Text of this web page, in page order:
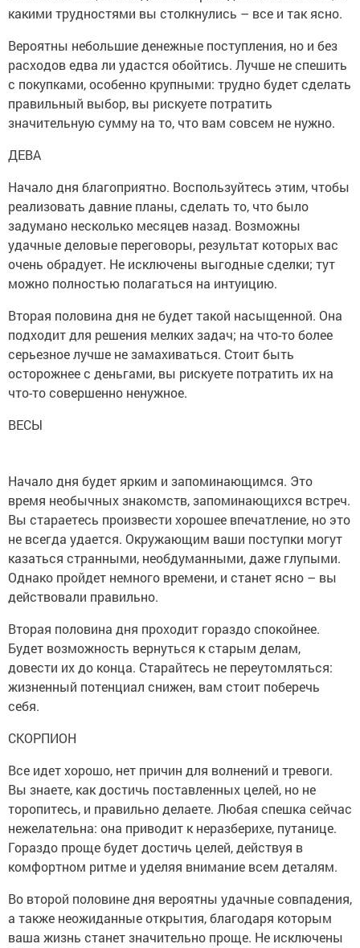
какими трудностями вы столкнулись – все и так ясно.
Вероятны небольшие денежные поступления, но и без
расходов едва ли удастся обойтись. Лучше не спешить
с покупками, особенно крупными: трудно будет сделать
правильный выбор, вы рискуете потратить
значительную сумму на то, что вам совсем не нужно.
ДЕВА
Начало дня благоприятно. Воспользуйтесь этим, чтобы
реализовать давние планы, сделать то, что было
задумано несколько месяцев назад. Возможны
удачные деловые переговоры, результат которых вас
очень обрадует. Не исключены выгодные сделки; тут
можно полностью полагаться на интуицию.
Вторая половина дня не будет такой насыщенной. Она
подходит для решения мелких задач; на что-то более
серьезное лучше не замахиваться. Стоит быть
осторожнее с деньгами, вы рискуете потратить их на
что-то совершенно ненужное.
ВЕСЫ
Начало дня будет ярким и запоминающимся. Это
время необычных знакомств, запоминающихся встреч.
Вы стараетесь произвести хорошее впечатление, но это
не всегда удается. Окружающим ваши поступки могут
казаться странными, необдуманными, даже глупыми.
Однако пройдет немного времени, и станет ясно – вы
действовали правильно.
Вторая половина дня проходит гораздо спокойнее.
Будет возможность вернуться к старым делам,
довести их до конца. Старайтесь не переутомляться:
жизненный потенциал снижен, вам стоит поберечь
себя.
СКОРПИОН
Все идет хорошо, нет причин для волнений и тревоги.
Вы знаете, как достичь поставленных целей, но не
торопитесь, и правильно делаете. Любая спешка сейчас
нежелательна: она приводит к неразберихе, путанице.
Гораздо проще будет достичь целей, действуя в
комфортном ритме и уделяя внимание всем деталям.
Во второй половине дня вероятны удачные совпадения,
а также неожиданные открытия, благодаря которым
ваша жизнь станет значительно проще. Не исключены